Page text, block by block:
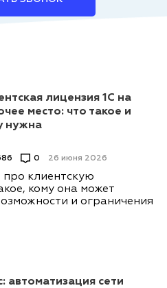
лицензия 1С на
место: что такое и
нужна
26 июня 2026
0
про клиентскую
кому она может
и ограничения
автоматизация сети